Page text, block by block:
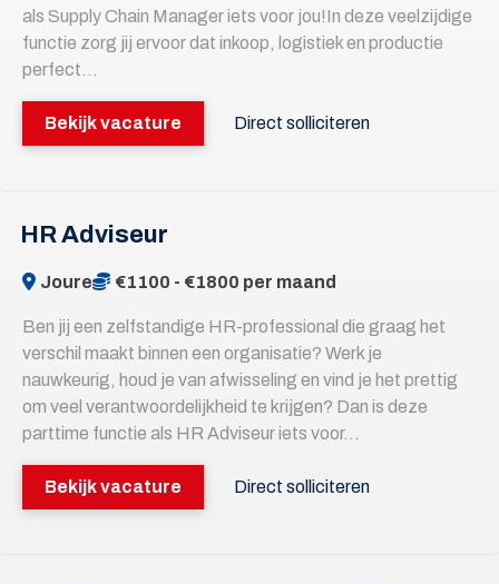
als Supply Chain Manager iets voor jou!In deze veelzijdige
functie zorg jij ervoor dat inkoop, logistiek en productie
perfect...
Bekijk vacature Direct solliciteren
HR Adviseur
Joure €1100 - €1800 per maand
Ben jij een zelfstandige HR-professional die graag het
verschil maakt binnen een organisatie? Werk je
nauwkeurig, houd je van afwisseling en vind je het prettig
om veel verantwoordelijkheid te krijgen? Dan is deze
parttime functie als HR Adviseur iets voor...
Bekijk vacature Direct solliciteren